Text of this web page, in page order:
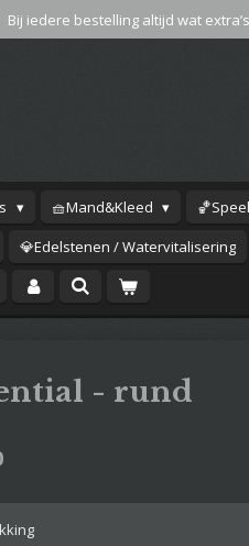
Bij iedere bestelling altijd wat
🧺Mand&Kleed
💎Edelstenen / Watervitalisering
- rund